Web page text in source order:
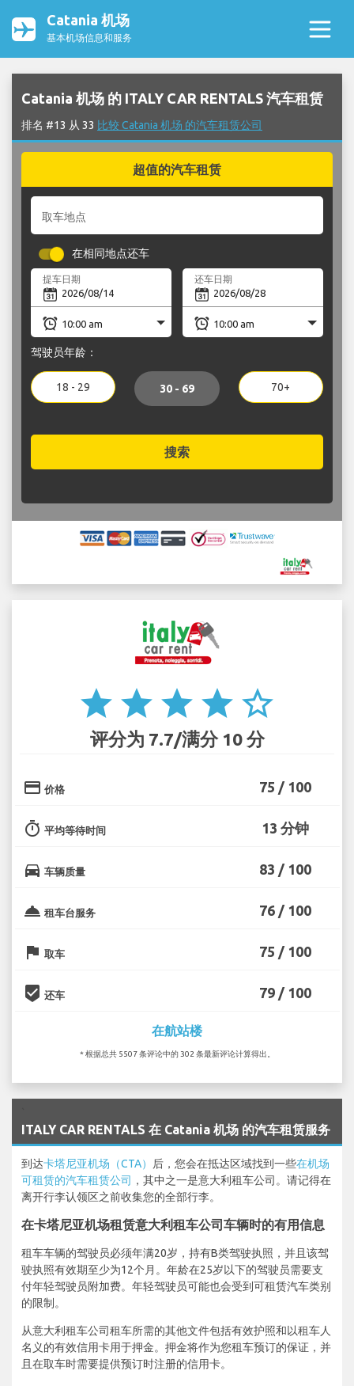
Catania 机场
基本机场信息和服务
Catania 机场 的 ITALY CAR RENTALS 汽车租赁
排名 #13 从 33 比较 Catania 机场 的汽车租赁公司
超值的汽车租赁
取车地点
在相同地点还车
提车日期 还车日期
驾驶员年龄：
18 - 29 30 - 69 70+
搜索
star star star star star_border
评分为 7.7/满分 10 分
credit_card 价格 75 / 100
timer 平均等待时间 13 分钟
directions_car 车辆质量 83 / 100
room_service 租车台服务 76 / 100
flag 取车 75 / 100
beenhere 还车 79 / 100
在航站楼
* 根据总共 5507 条评论中的 302 条最新评论计算得出。
ITALY CAR RENTALS 在 Catania 机场 的汽车租赁服务
到达卡塔尼亚机场（CTA） 后，您会在抵达区域找到一些在机场
可租赁的汽车租赁公司 ，其中之一是意大利租车公司。请记得在
离开行李认领区之前收集您的全部行李。
在卡塔尼亚机场租赁意大利租车公司车辆时的有用信息
租车车辆的驾驶员必须年满20岁，持有B类驾驶执照，并且该驾
驶执照有效期至少为12个月。年龄在25岁以下的驾驶员需要支
付年轻驾驶员附加费。年轻驾驶员可能也会受到可租赁汽车类别
的限制。
从意大利租车公司租车所需的其他文件包括有效护照和以租车人
名义的有效信用卡用于押金。押金将作为您租车预订的保证，并
且在取车时需要提供预订时注册的信用卡。